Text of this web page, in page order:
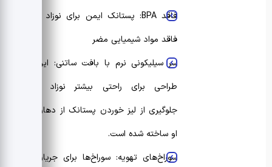
فاقد BPA: پستانک ایمن برای نوزاد و
فاقد مواد شیمیایی مضر
سر سیلیکونی نرم با بافت ساتنی: این
طراحی برای راحتی بیشتر نوزاد و
جلوگیری از لیز خوردن پستانک از دهان
او ساخته شده است.
سوراخ‌های تهویه: سوراخ‌ها برای جریان